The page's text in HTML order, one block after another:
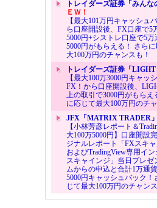
トレイダーズ証券「みんな
ＥＷ！
【最大101万円キャッシュ
ら口座開設後、FX口座で5
5000円+シストレ口座で5
5000円がもらえる！ さら
大100万円のチャンスも！
トレイダーズ証券「LIGHT
【最大100万3000円キャッ
FX！から口座開設後、
上の取引で3000円がもら
に応じて最大100万円のチ
JFX「MATRIX TRADER」
【小林芳彦レポート＆
大100万5000円】口座開設
ジナルレポート「FXスキャ
およびTradingView専用イ
スキャインジ」当日プレゼ
ムからの申込と合計1万通
5000円キャッシュバック
じて最大100万円のチャンス